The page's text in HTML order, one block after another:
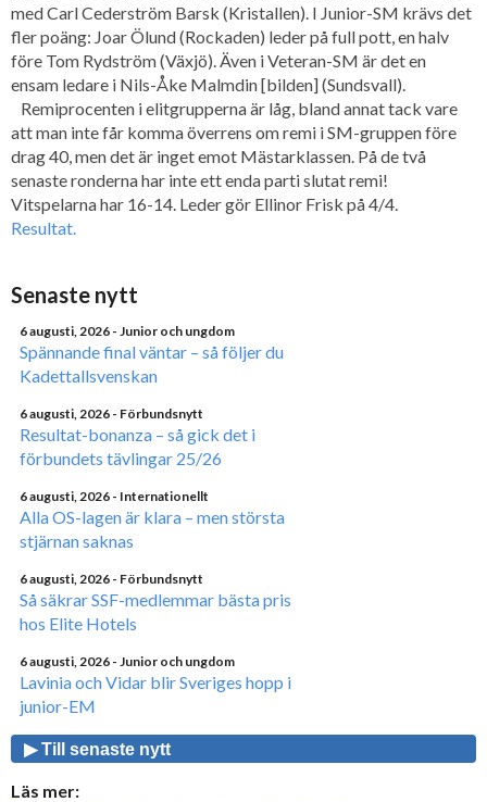
med Carl Cederström Barsk (Kristallen). I Junior-SM krävs det
fler poäng: Joar Ölund (Rockaden) leder på full pott, en halv
före Tom Rydström (Växjö). Även i Veteran-SM är det en
ensam ledare i Nils-Åke Malmdin [bilden] (Sundsvall).
Remiprocenten i elitgrupperna är låg, bland annat tack vare
att man inte får komma överrens om remi i SM-gruppen före
drag 40, men det är inget emot Mästarklassen. På de två
senaste ronderna har inte ett enda parti slutat remi!
Vitspelarna har 16-14. Leder gör Ellinor Frisk på 4/4.
Resultat.
Senaste nytt
6 augusti, 2026 - Junior och ungdom
Spännande final väntar – så följer du
Kadettallsvenskan
6 augusti, 2026 - Förbundsnytt
Resultat-bonanza – så gick det i
förbundets tävlingar 25/26
6 augusti, 2026 - Internationellt
Alla OS-lagen är klara – men största
stjärnan saknas
6 augusti, 2026 - Förbundsnytt
Så säkrar SSF-medlemmar bästa pris
hos Elite Hotels
6 augusti, 2026 - Junior och ungdom
Lavinia och Vidar blir Sveriges hopp i
junior-EM
▶ Till senaste nytt
Läs mer: